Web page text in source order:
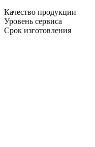
Качество продукции
Уровень сервиса
Срок изготовления